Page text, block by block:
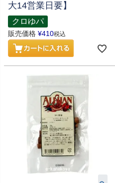
大14営業日要】
クロゆパ
販売価格 ¥410税込